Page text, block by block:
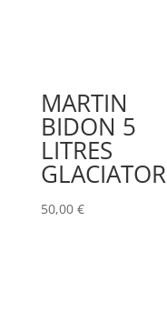
MARTIN
BIDON 5
LITRES
GLACIATOR
50,00 €